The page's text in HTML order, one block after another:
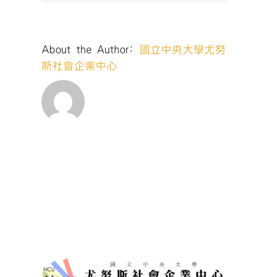
About the Author:
國立中央大學尤努
斯社會企業中心